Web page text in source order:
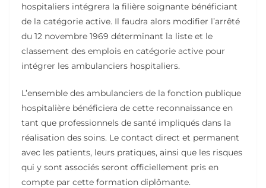
hospitaliers intégrera la filière soignante bénéficiant
de la catégorie active. Il faudra alors modifier l’arrêté
du 12 novembre 1969 déterminant la liste et le
classement des emplois en catégorie active pour
intégrer les ambulanciers hospitaliers.
L’ensemble des ambulanciers de la fonction publique
hospitalière bénéficiera de cette reconnaissance en
tant que professionnels de santé impliqués dans la
réalisation des soins. Le contact direct et permanent
avec les patients, leurs pratiques, ainsi que les risques
qui y sont associés seront officiellement pris en
compte par cette formation diplômante.